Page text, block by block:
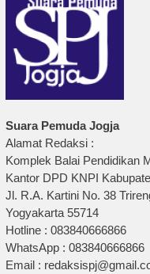
Suara Pemuda Jogja
Alamat Redaksi :
Komplek Balai Pendidikan
Kantor DPD KNPI
Jl. R.A. Kartini No. 38
Yogyakarta 55714
Hotline : 083840666866
WhatsApp : 083840666866
Email :